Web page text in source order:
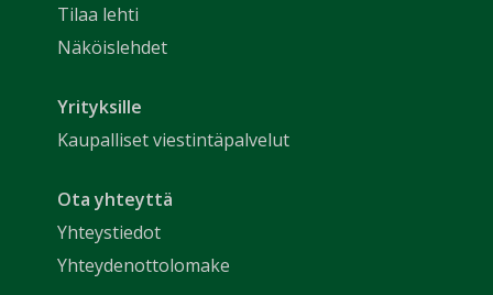
Tilaa lehti
Näköislehdet
Yrityksille
Kaupalliset viestintäpalvelut
Ota yhteyttä
Yhteystiedot
Yhteydenottolomake